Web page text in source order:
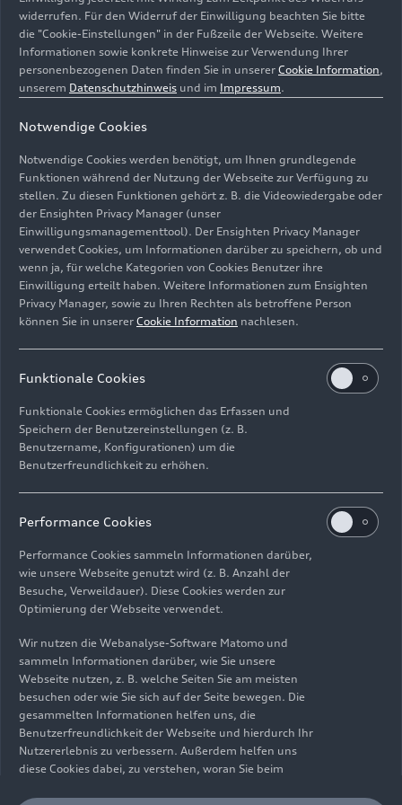
Compliance und Integrität sind entscheidende
Koordinaten sowohl für das Unternehmen, als auch für
jede einzelne Audianerin und für jeden einzelnen
Audianer.
Bild-Nr: A223249 · Copyright: AUDI AG
Rechte: Verwendung für Pressezwecke honorarfrei
ImpressumRechtliches
Hinweisgebersystem
Informationen zur BarrierefreiheitKontakt
© 2026 AUDI AG. Alle Rechte vorbehalten.
EN
Die Angaben zu Kraftstoffverbrauch, Stromverbrauch, CO₂-
Emissionen und elektrischer Reichweite wurden nach dem
gesetzlich vorgeschriebenen Messverfahren „Worldwide
Harmonized Light Vehicles Test Procedure“ (WLTP) gemäß
Verordnung (EG) 715/2007 ermittelt. Zusatzausstattungen und
Zubehör (Anbauteile, Reifenformat usw.) können relevante
Aerodynamik verändern und neben Witterungs- und
widerrufen. Für den Widerruf der Einwilligung beachten Sie bitte
die "Cookie-Einstellungen" in der Fußzeile der Webseite. Weitere
Informationen sowie konkrete Hinweise zur Verwendung Ihrer
personenbezogenen Daten finden Sie in unserer Cookie Information,
unserem Datenschutzhinweis und im Impressum.
Notwendige Cookies
Notwendige Cookies werden benötigt, um Ihnen grundlegende
Funktionen während der Nutzung der Webseite zur Verfügung zu
stellen. Zu diesen Funktionen gehört z. B. die Videowiedergabe oder
der Ensighten Privacy Manager (unser
Einwilligungsmanagementtool). Der Ensighten Privacy Manager
verwendet Cookies, um Informationen darüber zu speichern, ob und
wenn ja, für welche Kategorien von Cookies Benutzer ihre
Einwilligung erteilt haben. Weitere Informationen zum Ensighten
Privacy Manager, sowie zu Ihren Rechten als betroffene Person
können Sie in unserer Cookie Information nachlesen.
Funktionale Cookies
Funktionale Cookies ermöglichen das Erfassen und
Speichern der Benutzereinstellungen (z. B.
Benutzername, Konfigurationen) um die
Benutzerfreundlichkeit zu erhöhen.
Performance Cookies
Performance Cookies sammeln Informationen darüber,
wie unsere Webseite genutzt wird (z. B. Anzahl der
Besuche, Verweildauer). Diese Cookies werden zur
Optimierung der Webseite verwendet.
Wir nutzen die Webanalyse-Software Matomo und
sammeln Informationen darüber, wie Sie unsere
Webseite nutzen, z. B. welche Seiten Sie am meisten
besuchen oder wie Sie sich auf der Seite bewegen. Die
gesammelten Informationen helfen uns, die
Benutzerfreundlichkeit der Webseite und hierdurch Ihr
Nutzererlebnis zu verbessern. Außerdem helfen uns
diese Cookies dabei, zu verstehen, woran Sie beim